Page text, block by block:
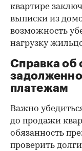
квартире
выписки из
возможность
нагрузку
Справка об
платежам
Важно
до продажи
обязанность
проверить